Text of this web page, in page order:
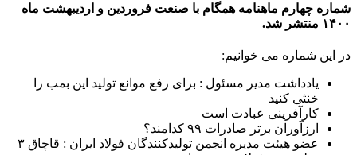
شماره چهارم ماهنامه همگام با صنعت فروردین و اردیبهشت ماه
۱۴۰۰ منتشر شد.
در این شماره می خوانیم:
یادداشت مدیر مسئول : برای رفع موانع تولید این بمب را
خنثی کنید
کارآفرینی عبادت است
ارزآوران برتر صادرات ۹۹ کدامند؟
عضو هیئت مدیره انجمن تولیدکنندگان فولاد ایران : قاچاق ۳